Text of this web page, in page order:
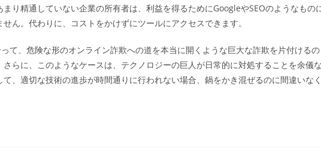
り精通していない企業の所有者は、利益を得るためにGoogleやSEOのようなもの
ん。代わりに、コストをかけずにツールにアクセスできます。
て、危険な形のオンライン詐欺への道を本当に開くような巨大な詐欺を片付けるの
らに、このようなケースは、テクノロジーの巨人が日常的に対処することを余儀な
、適切な技術の進歩が時間通りに行われない場合、鍋をかき混ぜるのに間違いなく